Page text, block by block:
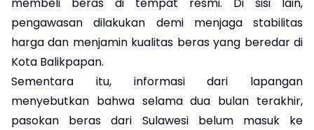
membeli beras di tempat resmi. Di sisi lain,
pengawasan dilakukan demi menjaga stabilitas
harga dan menjamin kualitas beras yang beredar di
Kota Balikpapan.
Sementara itu, informasi dari lapangan
menyebutkan bahwa selama dua bulan terakhir,
pasokan beras dari Sulawesi belum masuk ke